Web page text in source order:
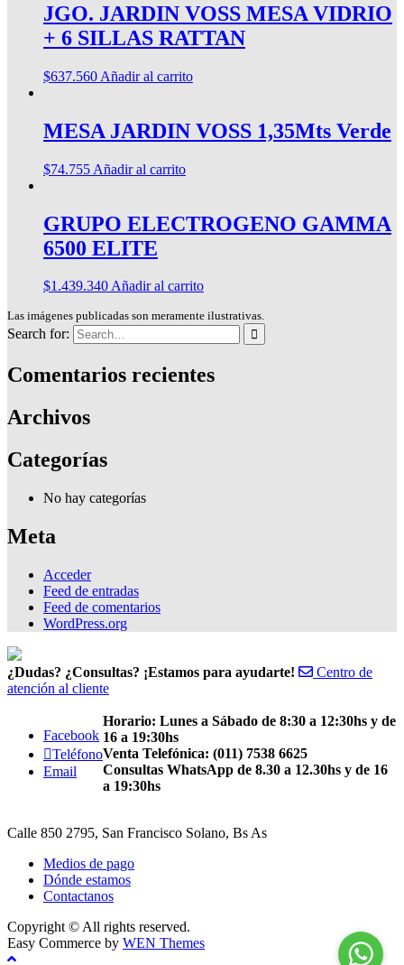
JGO. JARDIN VOSS MESA VIDRIO
+ 6 SILLAS RATTAN
$637.560 Añadir al carrito
MESA JARDIN VOSS 1,35Mts Verde
$74.755 Añadir al carrito
GRUPO ELECTROGENO GAMMA
6500 ELITE
$1.439.340Añadir al carrito
Las imágenes publicadas son meramente ilustrativas.
Search for:
Comentarios recientes
Archivos
Categorías
No hay categorías
Meta
Acceder
Feed de entradas
Feed de comentarios
WordPress.org
¿Dudas? ¿Consultas? ¡Estamos para ayudarte!
Centro de
atención al cliente
Facebook
Teléfono
Email
Horario: Lunes a Sábado de 8:30 a 12:30hs y de
16 a 19:30hs
Venta Telefónica: (011) 7538 6625
Consultas WhatsApp de 8.30 a 12.30hs y de 16
a 19:30hs
Calle 850 2795, San Francisco Solano, Bs As
Medios de pago
Dónde estamos
Contactanos
Copyright © All rights reserved.
Easy Commerce by WEN Themes